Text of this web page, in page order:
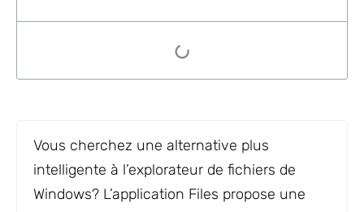
Vous cherchez une alternative plus
intelligente à l’explorateur de fichiers de
Windows? L’application Files propose une